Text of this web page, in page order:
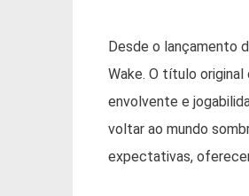
Desde o lançamento
Wake. O título
envolvente e
voltar ao mundo
expectativas,